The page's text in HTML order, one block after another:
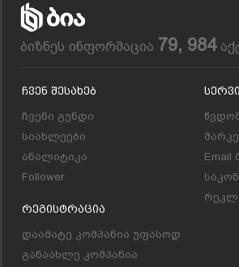
ბიზნეს ინფორმაცია 79, 984
Ჩვენ Შესახებ
ჩვენი გუნდი
სიახლეები
ანალიტიკა
Follower
Რეგისტრაცია
დაამატე კომპანია უფასოდ
განაახლე კომპანია
Email